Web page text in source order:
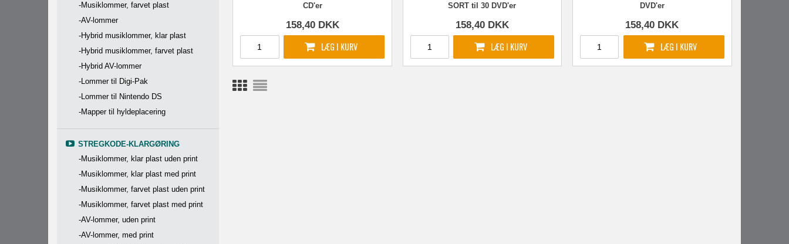
-Musiklommer, farvet plast
-AV-lommer
-Hybrid musiklommer, klar plast
-Hybrid musiklommer, farvet plast
-Hybrid AV-lommer
-Lommer til Digi-Pak
-Lommer til Nintendo DS
-Mapper til hyldeplacering
STREGKODE-KLARGØRING
-Musiklommer, klar plast uden print
-Musiklommer, klar plast med print
-Musiklommer, farvet plast uden print
-Musiklommer, farvet plast med print
-AV-lommer, uden print
-AV-lommer, med print
CD'er
158,40 DKK
SORT til 30 DVD'er
158,40 DKK
DVD'er
158,40 DKK